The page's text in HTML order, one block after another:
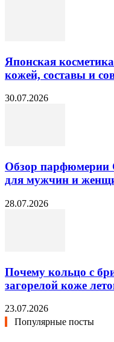
Японская
кожей, составы и
30.07.2026
Обзор парфюмерии
для мужчин и
28.07.2026
Почему кольцо с
загорелой коже
23.07.2026
Популярные посты